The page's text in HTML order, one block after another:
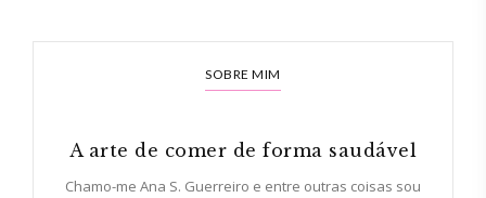
SOBRE MIM
A arte de comer de forma saudável
Chamo-me Ana S. Guerreiro e entre outras coisas sou